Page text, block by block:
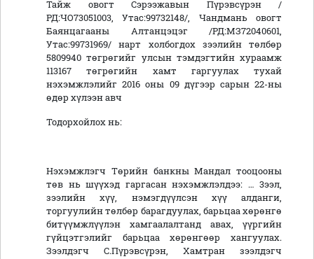
Тайж овогт Сэрээжавын Пүрэвсүрэн /
РД:ЧО73051003, Утас:99732148/, Чандмань овогт
Баянцагааны Алтанцэцэг /РД:МЗ72040601,
Утас:99731969/ нарт холбогдох зээлийн төлбөр
5809940 төгрөгийг улсын тэмдэгтийн хураамж
113167 төгрөгийн хамт гаргуулах тухай
нэхэмжлэлийг 2016 оны 09 дүгээр сарын 22-ны
өдөр хүлээн авч
Тодорхойлох нь:
Нэхэмжлэгч Төрийн банкны Мандал тооцооны
төв нь шүүхэд гаргасан нэхэмжлэлдээ: … 3ээл,
зээлийн хүү, нэмэгдүүлсэн хүү алданги,
торгуулийн төлбөр барагдуулах, барьцаа хөрөнгө
битүүмжлүүлэн хамгаалалтанд авах, үүргийн
гүйцэтгэлийг барьцаа хөрөнгөөр хангуулах.
Зээлдэгч С.Пүрэвсүрэн, Хамтран зээлдэгч